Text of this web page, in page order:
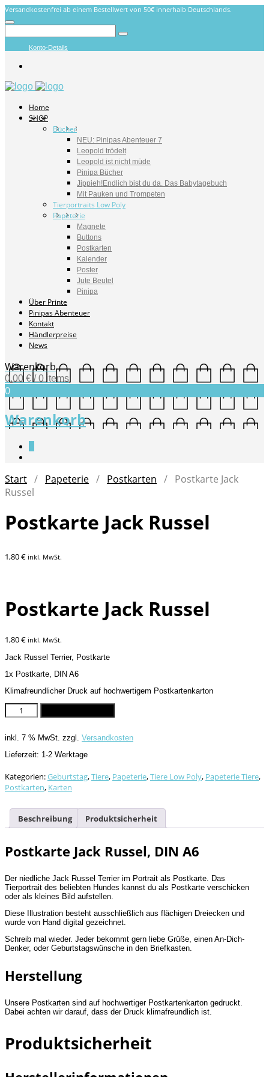
Versandkostenfrei ab einem Bestellwert von 50€ innerhalb Deutschlands.
Konto-Details
Home
SHOP
Bücher
NEU: Pinipas Abenteuer 7
Leopold trödelt
Leopold ist nicht müde
Pinipa Bücher
Jippieh!Endlich bist du da. Das Babytagebuch
Mit Pauken und Trompeten
Tierportraits Low Poly
Papeterie
Magnete
Buttons
Postkarten
Kalender
Poster
Jute Beutel
Pinipa
Über Printe
Pinipas Abenteuer
Kontakt
Händlerpreise
News
Warenkorb
0,00 € / 0 items
0
Warenkorb
Start / Papeterie / Postkarten / Postkarte Jack
Russel
Postkarte Jack Russel
1,80€ inkl. MwSt.
Postkarte Jack Russel
1,80€ inkl. MwSt.
Jack Russel Terrier, Postkarte
1x Postkarte, DIN A6
Klimafreundlicher Druck auf hochwertigem Postkartenkarton
Postkarte
Jack
Menge
inkl. 7 % MwSt. zzgl. Versandkosten
Lieferzeit: 1-2 Werktage
Kategorien:Geburtstag,Tiere, Papeterie,Tiere Low Poly, Papeterie Tiere,
Postkarten, Karten
Beschreibung Produktsicherheit
Postkarte Jack Russel, DIN A6
Der niedliche Jack Russel Terrier im Portrait als Postkarte. Das
Tierportrait des beliebten Hundes kannst du als Postkarte verschicken
oder als kleines Bild aufstellen.
Diese Illustration besteht ausschließlich aus flächigen Dreiecken und
wurde von Hand digital gezeichnet.
Schreib mal wieder. Jeder bekommt gern liebe Grüße, einen An-Dich-
Denker, oder Geburtstagswünsche in den Briefkasten.
Herstellung
Unsere Postkarten sind auf hochwertiger Postkartenkarton gedruckt.
Dabei achten wir darauf, dass der Druck klimafreundlich ist.
Produktsicherheit